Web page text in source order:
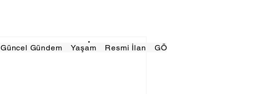
Güncel Gündem Yaşam Resmi İlan GÖRÜNÜMTV